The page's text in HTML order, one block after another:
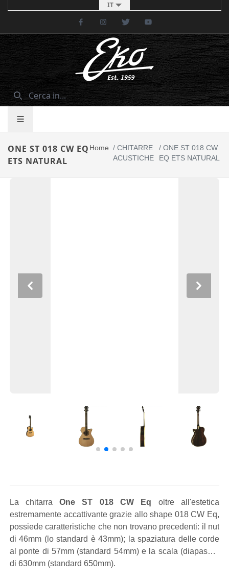
IT
FacebookInstagramTwitter
ONE ST 018 CW EQ
ETS NATURAL
Home / CHITARRE
ACUSTICHE
/ ONE ST 018 CW
EQ ETS NATURAL
Previous Next
La chitarra One ST 018 CW Eq oltre all'estetica
estremamente accattivante grazie allo shape 018 CW Eq,
possiede caratteristiche che non trovano precedenti: il nut
di 46mm (lo standard è 43mm); la spaziatura delle corde
al ponte di 57mm (standard 54mm) e la scala (diapason)
di 630mm (standard 650mm).